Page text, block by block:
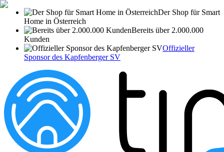
Der Shop für Smart
Home in Österreich
Bereits über 2.000.000
Kunden
Offizieller
Sponsor des Kapfenberger SV